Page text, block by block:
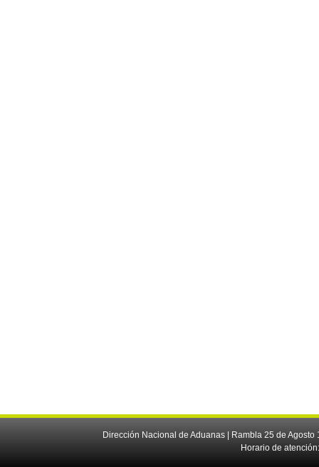
Dirección Nacional de Aduanas | Rambla 25 de
Horario de